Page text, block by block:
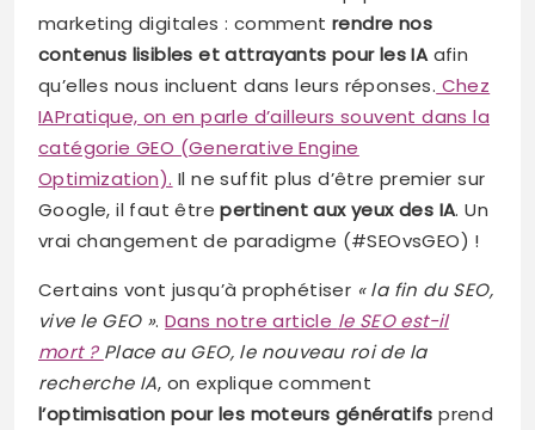
marketing digitales : comment rendre nos
contenus lisibles et attrayants pour les IAafin
qu’elles nous incluent dans leurs réponses. Chez
IAPratique, on en parle d’ailleurs souvent dans la
catégorie GEO (Generative Engine
Optimization). Il ne suffit plus d’être premier sur
Google, il faut êtrepertinent aux yeux des IA. Un
vrai changement de paradigme (#SEOvsGEO) !
Certains vont jusqu’à prophétiser « la fin du SEO,
vive le GEO ».Dans notre article le SEO est-il
mort ? Place au GEO, le nouveau roi de la
recherche IA, on explique comment
l’optimisation pour les moteurs génératifs prend